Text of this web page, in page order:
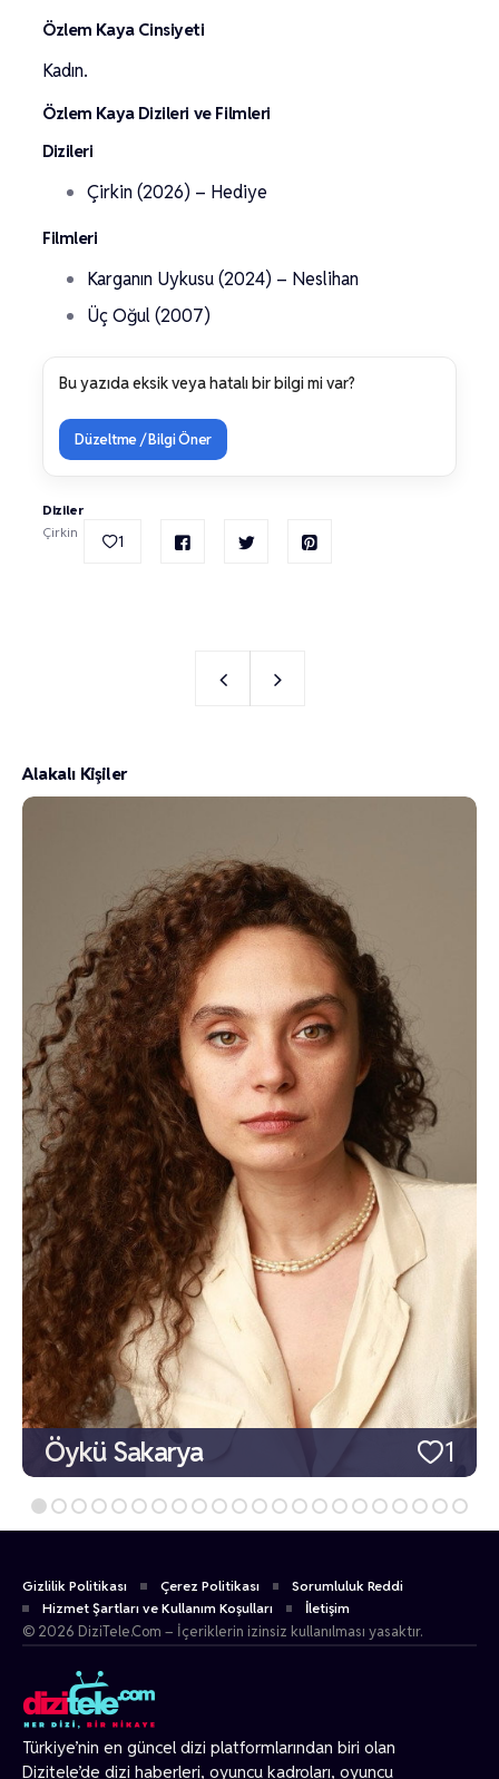
Özlem Kaya Cinsiyeti
Kadın.
Özlem Kaya Dizileri ve Filmleri
Dizileri
Çirkin (2026) – Hediye
Filmleri
Karganın Uykusu (2024) – Neslihan
Üç Oğul (2007)
Bu yazıda eksik veya hatalı bir bilgi mi var?
Düzeltme / Bilgi Öner
Diziler
Çirkin
1
Alakalı Kişiler
1
Öykü Sakarya
Türkiye’nin en güncel dizi platformlarından biri olan
Dizitele’de dizi haberleri, oyuncu kadroları, oyuncu
Gizlilik Politikası Çerez Politikası
Sorumluluk Reddi
Hizmet Şartları ve Kullanım Koşulları
İletişim
© 2026 DiziTele.Com – İçeriklerin izinsiz kullanılması yasaktır.